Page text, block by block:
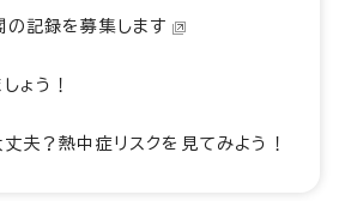
記録を募集します
ょう！
夫？熱中症リスクを見てみよう！